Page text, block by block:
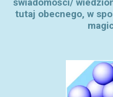
świadomości/
tutaj obecnego, w